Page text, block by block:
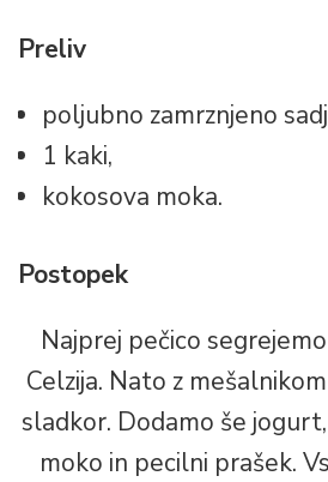
Preliv
poljubno zamrznjeno
1 kaki,
kokosova moka.
Postopek
Najprej pečico
Celzija. Nato z
sladkor. Dodamo še
moko in pecilni prašek.